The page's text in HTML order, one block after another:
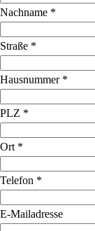
Nachname *
Straße *
Hausnummer*
PLZ *
Ort *
Telefon *
E-Mailadresse